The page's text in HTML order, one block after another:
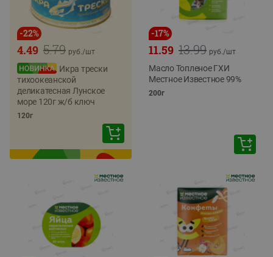
-22%
5.79
4.49 руб./шт
Икра трески
тихоокеанской
деликатесная Лунское
море 120г ж/б ключ
120г
-17%
13.99
11.59 руб./шт
Масло Топленое ГХИ
Местное Известное 99%
200г